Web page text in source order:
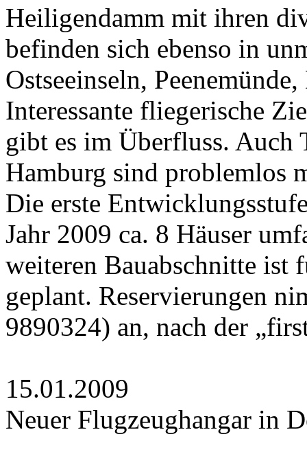
Heiligendamm mit ihren
befinden sich ebenso in
Ostseeinseln,
Interessante fliegerische
gibt es im Überfluss. Auch
Hamburg sind problemlos
Die erste
Jahr 2009 ca. 8 Häuser
weiteren Bauabschnitte ist
geplant. Reservierungen
9890324) an, nach der
15.01.2009
Neuer Flugzeughangar in